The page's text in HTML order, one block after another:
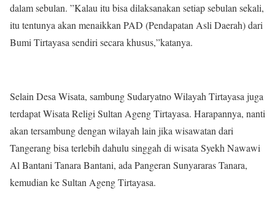
dalam sebulan. ”Kalau itu bisa dilaksanakan setiap sebulan sekali,
itu tentunya akan menaikkan PAD (Pendapatan Asli Daerah) dari
Bumi Tirtayasa sendiri secara khusus,”katanya.
Selain Desa Wisata, sambung Sudaryatno Wilayah Tirtayasa juga
terdapat Wisata Religi Sultan Ageng Tirtayasa. Harapannya, nanti
akan tersambung dengan wilayah lain jika wisawatan dari
Tangerang bisa terlebih dahulu singgah di wisata Syekh Nawawi
Al Bantani Tanara Bantani, ada Pangeran Sunyararas Tanara,
kemudian ke Sultan Ageng Tirtayasa.